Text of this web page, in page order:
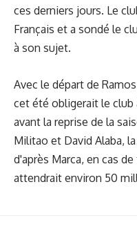
ces derniers jours. Le
Français et a sondé le
à son sujet.
Avec le départ de
cet été obligerait le club
avant la reprise de la
Militao et David Alaba,
d'après Marca, en cas
attendrait environ 50